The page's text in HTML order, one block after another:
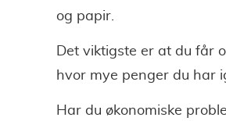
og papir.
Det viktigste er at du får
hvor mye penger du har
Har du økonomiske